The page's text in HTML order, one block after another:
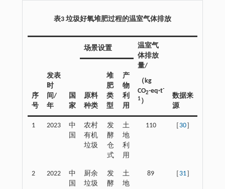
表3 垃圾好氧堆肥过程的温室气体排放
序
号
发表
时
间/
年
国
家
场景设置
温室气
体排放
量/
（kg
CO2-eq·t-
1）
数据来
源
原料
种类
堆
肥
类
型
产
物
利
用
1 2023
中
国
农村
有机
垃圾
发
酵
仓
式
土
地
利
用
110 30］
2 2022
中
国
厨余
垃圾
发
酵
土
地
89 31］